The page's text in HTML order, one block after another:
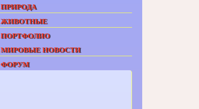
ПРИРОДА
ЖИВОТНЫЕ
ПОРТФОЛИО
МИРОВЫЕ НОВОСТИ
ФОРУМ